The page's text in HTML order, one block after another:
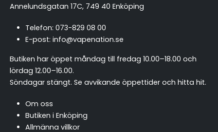
Annelundsgatan 17C, 749 40 Enköping
Telefon: 073-829 08 00
E-post: info@vapenation.se
Butiken har öppet måndag till fredag 10.00–18.00 och
lördag 12.00–16.00.
Söndagar stängt. Se avvikande öppettider och hitta hit.
Om oss
Butiken i Enköping
Allmänna villkor